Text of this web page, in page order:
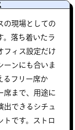
の現場としての
。落ち着いたラ
フィス設定だけ
ーンにも合いま
るフリー席か
席まで、用途に
出できるシチュ
トです。ストロ